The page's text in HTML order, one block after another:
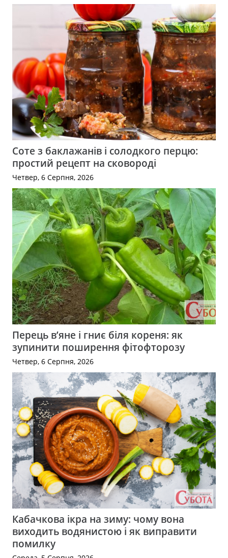
Соте з баклажанів і солодкого перцю:
простий рецепт на сковороді
Четвер, 6 Серпня, 2026
Перець в’яне і гниє біля кореня: як
зупинити поширення фітофторозу
Четвер, 6 Серпня, 2026
Кабачкова ікра на зиму: чому вона
виходить водянистою і як виправити
помилку